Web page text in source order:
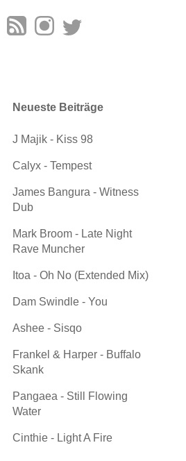
Neueste Beiträge
J Majik - Kiss 98
Calyx - Tempest
James Bangura - Witness
Dub
Mark Broom - Late Night
Rave Muncher
Itoa - Oh No (Extended Mix)
Dam Swindle - You
Ashee - Sisqo
Frankel & Harper - Buffalo
Skank
Pangaea - Still Flowing
Water
Cinthie - Light A Fire